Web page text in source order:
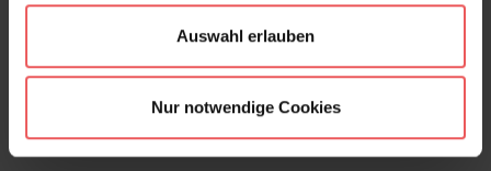
Auswahl erlauben
Nur notwendige Cookies